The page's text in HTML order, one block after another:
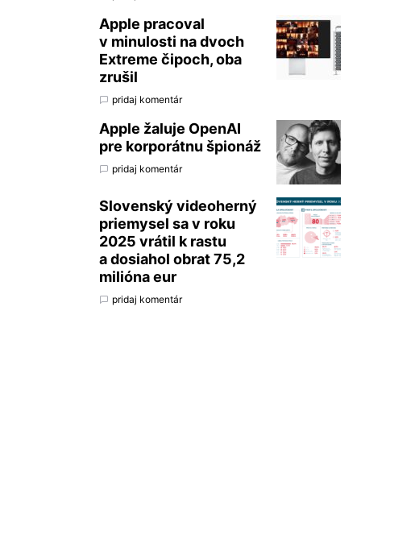
Apple pracoval
v minulosti na dvoch
Extreme čipoch, oba
zrušil
pridaj komentár
Apple žaluje OpenAI
pre korporátnu špionáž
pridaj komentár
Slovenský videoherný
priemysel sa v roku
2025 vrátil k rastu
a dosiahol obrat 75,2
milióna eur
pridaj komentár